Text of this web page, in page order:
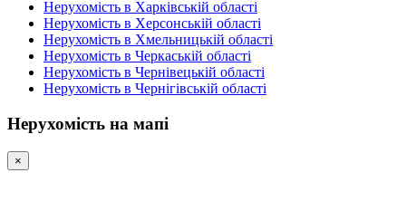
Нерухомість в Харківській області
Нерухомість в Херсонській області
Нерухомість в Хмельницькій області
Нерухомість в Черкаській області
Нерухомість в Чернівецькій області
Нерухомість в Чернігівській області
Нерухомість на мапі
×